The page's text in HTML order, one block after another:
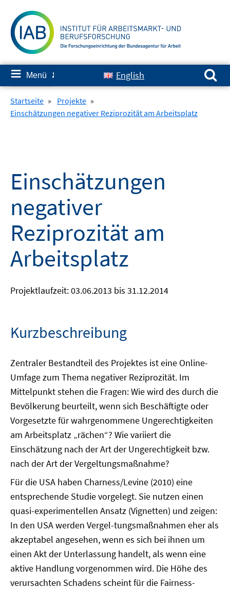
zum
Inhalt
≡ Menü ✘ English
Suchen nach:
Startseite » Projekte »
Einschätzungen negativer Reziprozität am Arbeitsplatz
Einschätzungen
negativer
Reziprozität am
Arbeitsplatz
Projektlaufzeit: 03.06.2013 bis 31.12.2014
Kurzbeschreibung
Zentraler Bestandteil des Projektes ist eine Online-
Umfage zum Thema negativer Reziprozität. Im
Mittelpunkt stehen die Fragen: Wie wird des durch die
Bevölkerung beurteilt, wenn sich Beschäftigte oder
Vorgesetzte für wahrgenommene Ungerechtigkeiten
am Arbeitsplatz „rächen“? Wie variiert die
Einschätzung nach der Art der Ungerechtigkeit bzw.
nach der Art der Vergeltungsmaßnahme?
Für die USA haben Charness/Levine (2010) eine
entsprechende Studie vorgelegt. Sie nutzen einen
quasi-experimentellen Ansatz (Vignetten) und zeigen:
In den USA werden Vergel-tungsmaßnahmen eher als
akzeptabel angesehen, wenn es sich bei ihnen um
einen Akt der Unterlassung handelt, als wenn eine
aktive Handlung vorgenommen wird. Die Höhe des
verursachten Schadens scheint für die Fairness-